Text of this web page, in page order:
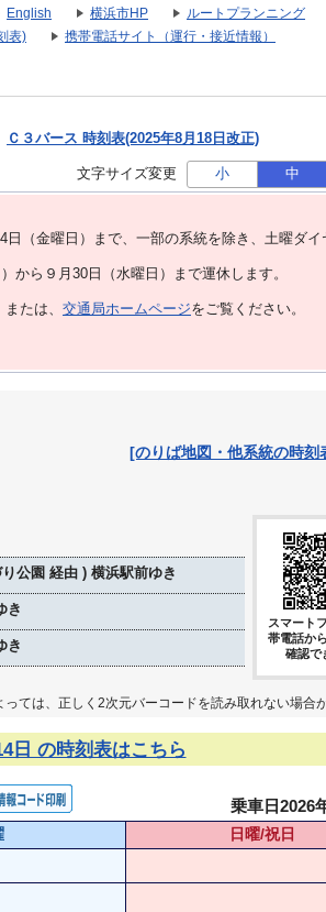
English 横浜市HP ルートプランニング
表) 携帯電話サイト（運行・接近情報）
Ｃ３バース 時刻表(2025年8月18日改正)
文字サイズ変更 小 中
（金曜日）まで、⼀部の系統を除き、⼟曜ダイ
ら９月30日（水曜日）まで運休します。
たは、 交通局ホームページをご覧ください。
[のりば地図・他系統の時刻
り公園 経由 ) 横浜駅前ゆき
き
き
スマート
帯電話か
確認で
ては、正しく2次元バーコードを読み取れない場合が
日 の時刻表はこちら
乗車日2026
日曜/祝日